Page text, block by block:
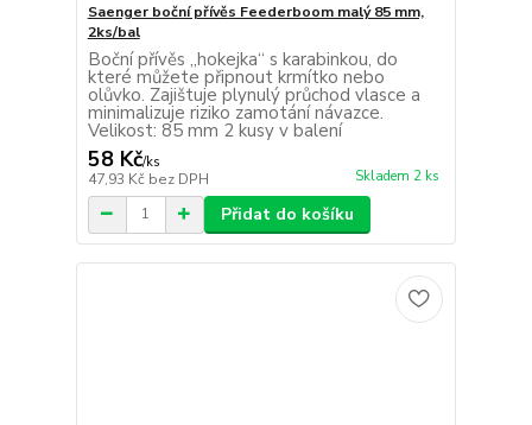
Saenger boční přívěs Feederboom malý 85 mm,
2ks/bal
Boční přívěs „hokejka“ s karabinkou, do
které můžete připnout krmítko nebo
olůvko. Zajištuje plynulý průchod vlasce a
minimalizuje riziko zamotání návazce.
Velikost: 85 mm 2 kusy v balení
58 Kč/ks
47,93 Kč bez DPH Skladem 2 ks
Přidat do košíku